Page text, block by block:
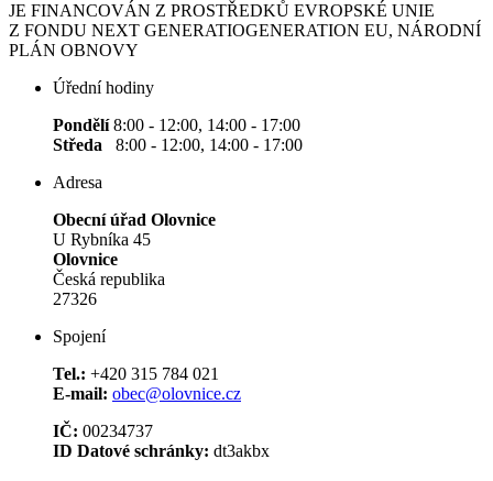
JE FINANCOVÁN Z PROSTŘEDKŮ EVROPSKÉ UNIE
Z FONDU NEXT GENERATIOGENERATION EU, NÁRODNÍ
PLÁN OBNOVY
Úřední hodiny
Pondělí8:00 - 12:00, 14:00 - 17:00
Středa 8:00 - 12:00, 14:00 - 17:00
Adresa
Obecní úřad Olovnice
U Rybníka 45
Olovnice
Česká republika
27326
Spojení
Tel.: +420 315 784 021
E-mail: obec@olovnice.cz
IČ: 00234737
ID Datové schránky: dt3akbx